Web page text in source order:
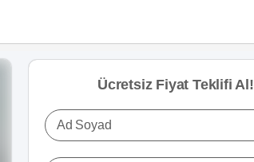
Ücretsiz Fiyat Teklifi Al!
Ad Soyad